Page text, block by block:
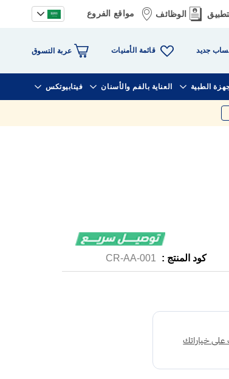
الوظائف مواقع الفروع
جديد قائمة الأمنيات عربة التسوق
الطبية العناية بالفم والأسنان فيتابيوتكس
كود المنتج : CR-AA-001